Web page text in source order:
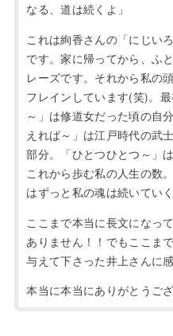
なる、道は続くよ」
これは絢香さんの「にじい
です。家に帰ってから、ふ
レーズです。それから私の
フレインしています(笑)。
～」は修道女だった頃の自
えれば～」は江戸時代の武
部分。「ひとつひとつ～」
これから歩む私の人生の数
はずっと私の魂は続いてい
ここまで本当に長文になっ
ありません！！でもここま
与えて下さった井上さんに
本当に本当にありがとうご